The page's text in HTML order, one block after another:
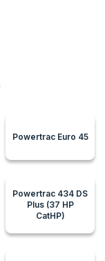
Powertrac Euro 45
Powertrac 434 DS
Plus (37 HP
CatHP)